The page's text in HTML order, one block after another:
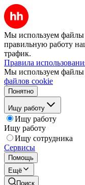
Мы используем файлы
правильную работу
трафик.
Правила
Мы используем файлы
файлов cookie
Понятно
Ищу работу
Ищу работу
Ищу работу
Ищу сотрудника
Сервисы
Помощь
Ещё
Поиск